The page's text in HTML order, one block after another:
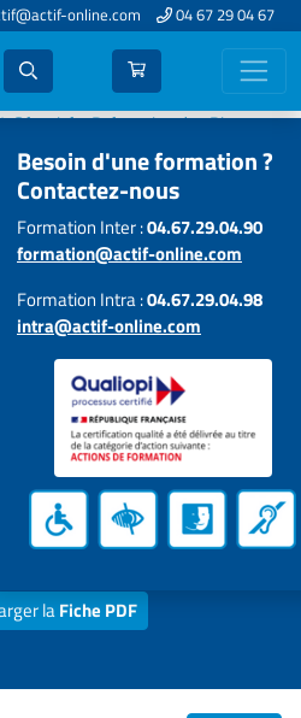
online.com 04 67 29 04 67
Sécurité - Prévention des Risques
à l'activité physique - sanitaire et
Acteur prévention secours aide et...
liés à l'activité
et social :
PRAP 2S
Tarif
Contactez-
nous
Participants
6 à 15
pour personnaliser et adapter votre
projet
laFiche PDF
Besoin d'une formation ?
Contactez-nous
Formation Inter :04.67.29.04.90
formation@actif-online.com
Formation Intra :04.67.29.04.98
intra@actif-online.com